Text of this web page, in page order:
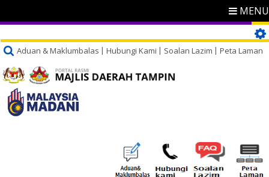
MENU
Aduan & Maklumbalas Hubungi Kami Soalan Lazim Peta Laman